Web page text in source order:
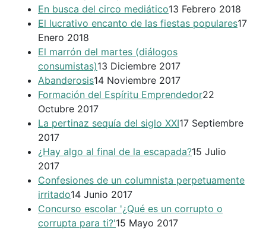
En busca del circo mediático13 Febrero 2018
El lucrativo encanto de las fiestas populares17
Enero 2018
El marrón del martes (diálogos
consumistas)13 Diciembre 2017
Abanderosis14 Noviembre 2017
Formación del Espíritu Emprendedor22
Octubre 2017
La pertinaz sequía del siglo XXI17 Septiembre
2017
¿Hay algo al final de la escapada?15 Julio
2017
Confesiones de un columnista perpetuamente
irritado14 Junio 2017
Concurso escolar '¿Qué es un corrupto o
corrupta para ti?'15 Mayo 2017